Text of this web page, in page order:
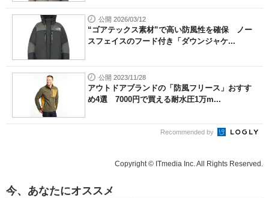
公開 2026/03/12
“ゴアテックス素材”で高い防風性を確保 ノー
スフェイスのフード付き「ダウンジャケ...
公開 2023/11/28
アウトドアブランドの「防風フリース」おすす
め4選 7000円で買える耐水圧1万m...
Recommended by
Copyright © ITmedia Inc. All Rights Reserved.
今、あなたにオススメ